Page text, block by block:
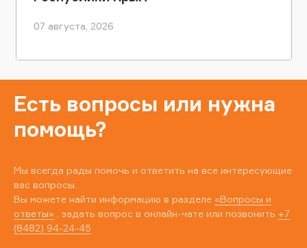
07 августа, 2026
Есть вопросы или нужна
помощь?
Мы всегда рады помочь и ответить на все интересующие
вас вопросы.
Вы можете найти информацию в разделе «Вопросы и
ответы» , задать вопрос в онлайн-чате или позвонить +7
(8482) 94-24-45